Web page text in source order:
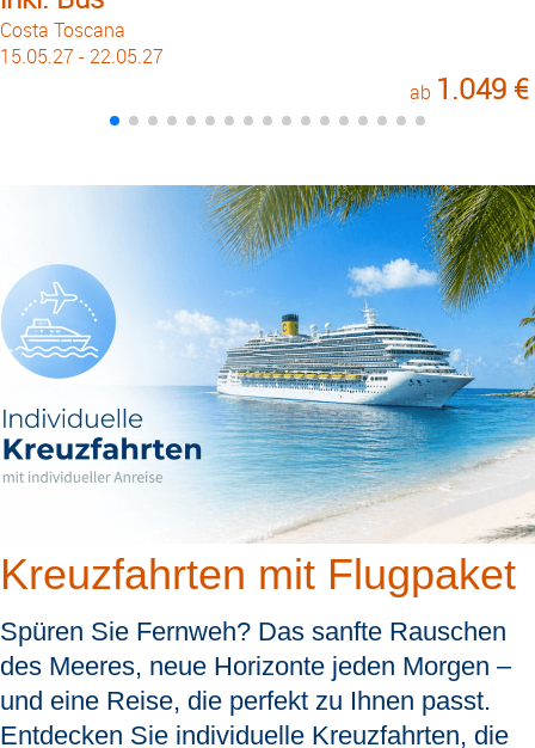
Costa Toscana
15.05.27 - 22.05.27
ab 1.049 €
Kreuzfahrten mit Flugpaket
Spüren Sie Fernweh? Das sanfte Rauschen
des Meeres, neue Horizonte jeden Morgen –
und eine Reise, die perfekt zu Ihnen passt.
Entdecken Sie individuelle Kreuzfahrten, die